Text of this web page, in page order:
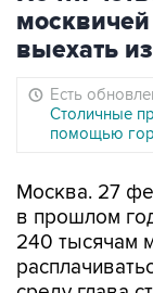
выехать
Есть
Столичные
помощью
Москва. 27
в прошлом
240 тысячам